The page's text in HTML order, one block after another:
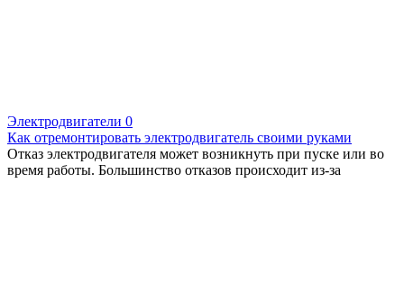
Электродвигатели 0
Как отремонтировать электродвигатель своими руками
Отказ электродвигателя может возникнуть при пуске или во
время работы. Большинство отказов происходит из-за